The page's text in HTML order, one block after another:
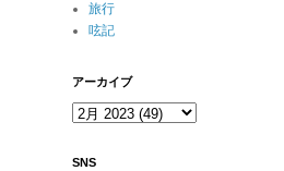
旅行
呟記
アーカイブ
SNS